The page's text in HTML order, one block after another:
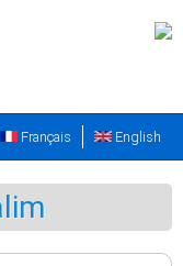
English
Français